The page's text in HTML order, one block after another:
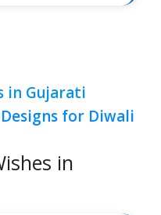
in Gujarati
for Diwali
in